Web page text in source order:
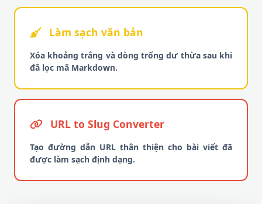
Làm sạch văn bản
Xóa khoảng trắng và dòng trống dư thừa sau khi
đã lọc mã Markdown.
URL to Slug Converter
Tạo đường dẫn URL thân thiện cho bài viết đã
được làm sạch định dạng.